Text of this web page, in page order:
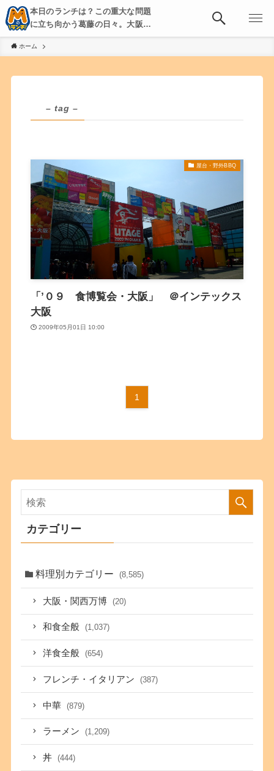
本日のランチは？この重大な問題
に立ち向かう葛藤の日々。大阪・
京都・神戸を中心とした食べ歩
き、飲み歩きを綴る。
ホーム
– tag –
屋台・野外BBQ
「’０９ 食博覧会・大阪」 ＠インテックス
大阪
2009年05月01日 10:00
1
カテゴリー
料理別カテゴリー (8,585)
大阪・関西万博 (20)
和食全般 (1,037)
洋食全般 (654)
フレンチ・イタリアン (387)
中華 (879)
ラーメン (1,209)
丼 (444)